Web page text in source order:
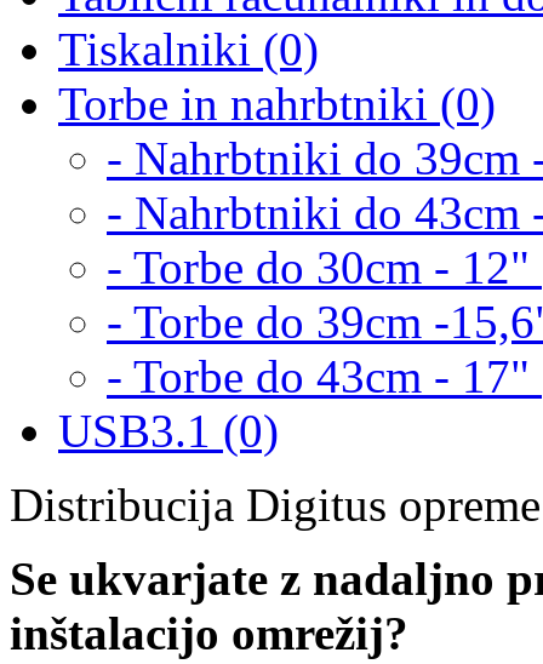
Tiskalniki (0)
Torbe in nahrbtniki (0)
- Nahrbtniki do 39cm
- Nahrbtniki do 43cm
- Torbe do 30cm - 12"
- Torbe do 39cm -
- Torbe do 43cm - 17"
USB3.1 (0)
Distribucija Digitus opreme
Se ukvarjate z nadaljno
inštalacijo omrežij?